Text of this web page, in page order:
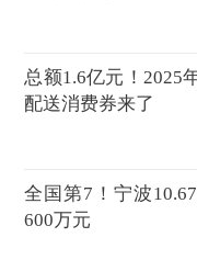
总额1.6亿元！2025
配送消费券来了
全国第7！宁波
600万元